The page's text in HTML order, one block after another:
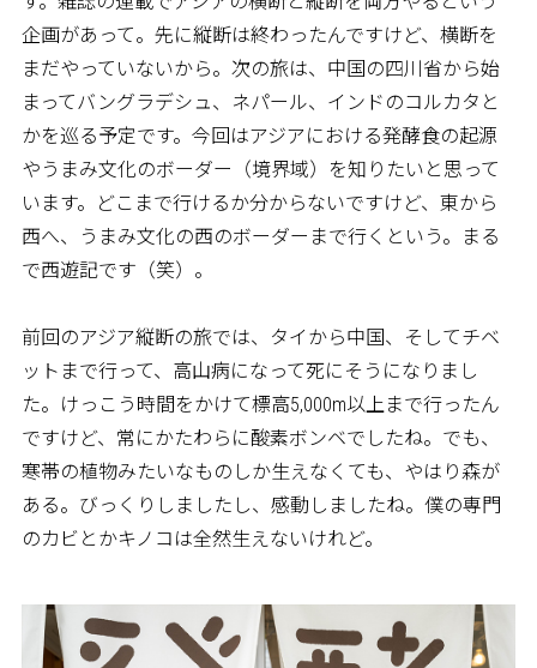
企画があって。先に縦断は終わったんですけど、横断を
まだやっていないから。次の旅は、中国の四川省から始
まってバングラデシュ、ネパール、インドのコルカタと
かを巡る予定です。今回はアジアにおける発酵食の起源
やうまみ文化のボーダー（境界域）を知りたいと思って
います。どこまで行けるか分からないですけど、東から
西へ、うまみ文化の西のボーダーまで行くという。まる
で西遊記です（笑）。
前回のアジア縦断の旅では、タイから中国、そしてチベ
ットまで行って、高山病になって死にそうになりまし
た。けっこう時間をかけて標高5,000m以上まで行ったん
ですけど、常にかたわらに酸素ボンベでしたね。でも、
寒帯の植物みたいなものしか生えなくても、やはり森が
ある。びっくりしましたし、感動しましたね。僕の専門
のカビとかキノコは全然生えないけれど。